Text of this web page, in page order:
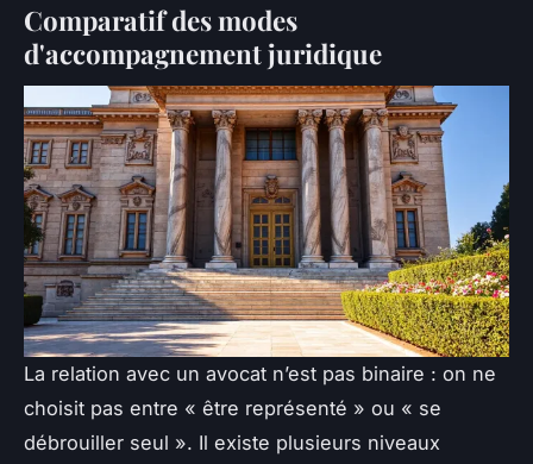
Comparatif des modes
d'accompagnement juridique
La relation avec un avocat n’est pas binaire : on ne
choisit pas entre « être représenté » ou « se
débrouiller seul ». Il existe plusieurs niveaux